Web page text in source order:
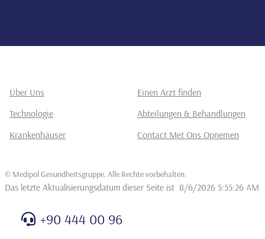
Über Uns
Einen Arzt finden
Technologie
Abteilungen & Behandlungen
Krankenhäuser
Contact Met Ons Opnemen
© Medipol Gesundheitsgruppe. Alle Rechte vorbehalten
Das letzte Aktualisierungsdatum dieser Seite ist 8/6/2026 5:55:26 AM
+90 444 00 96